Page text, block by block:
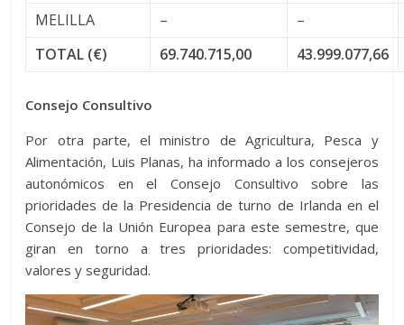
MELILLA
–
–
TOTAL (€)
69.740.715,00 43.999.077,66
Consejo Consultivo
Por otra parte, el ministro de Agricultura, Pesca y
Alimentación, Luis Planas, ha informado a los consejeros
autonómicos en el Consejo Consultivo sobre las
prioridades de la Presidencia de turno de Irlanda en el
Consejo de la Unión Europea para este semestre, que
giran en torno a tres prioridades: competitividad,
valores y seguridad.